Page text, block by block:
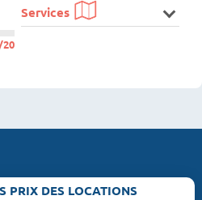
20
Services
PRIX DES LOCATIONS